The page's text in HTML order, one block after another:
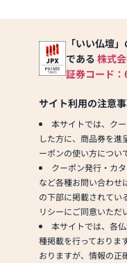
「いい仏壇
である 株式
証券コード：
サイト利用の注意
本サイトでは、ク
した方に、商品券を進
ーポンの使い方につい
クーポン発行・カ
など各種お問い合わせ
の下部に掲載されてい
リシーにご同意いただ
本サイトでは、各
種掲載を行っておりま
おりますが、情報の正